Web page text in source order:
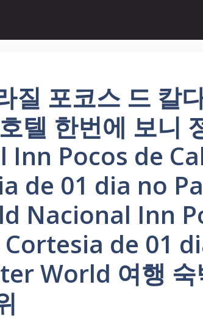
질 포코스 드 칼
텔 한번에 보니
Inn Pocos de
de 01 dia no
Nacional Inn
de 01
World 여행 숙